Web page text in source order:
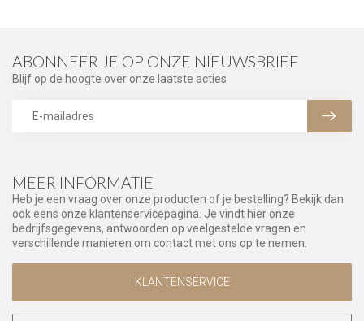
MEER INFORMATIE
Heb je een vraag over onze producten of je bestelling? Bekijk dan
ook eens onze klantenservicepagina. Je vindt hier onze
bedrijfsgegevens, antwoorden op veelgestelde vragen en
verschillende manieren om contact met ons op te nemen.
KLANTENSERVICE
ABONNEER JE OP ONZE NIEUWSBRIEF
Blijf op de hoogte over onze laatste acties